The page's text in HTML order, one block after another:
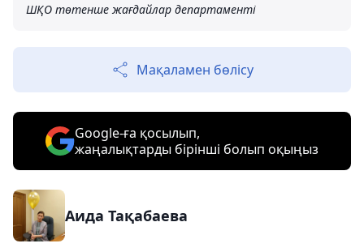
ШҚО төтенше жағдайлар департаменті
Мақаламен бөлісу
Google-ға қосылып,
жаңалықтарды бірінші болып оқыңыз
Аида Тақабаева